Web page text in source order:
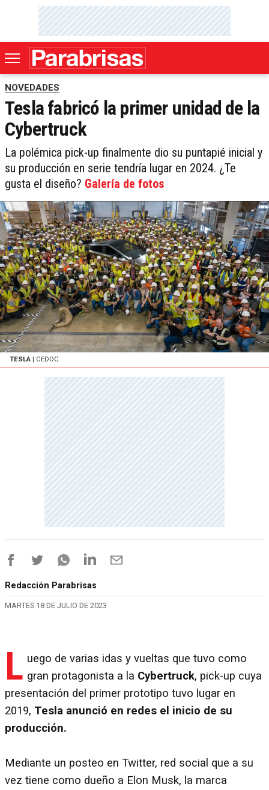
NOVEDADES
Tesla fabricó la primer unidad de la
Cybertruck
La polémica pick-up finalmente dio su puntapié inicial y
su producción en serie tendría lugar en 2024. ¿Te
gusta el diseño? Galería de fotos
TESLA | CEDOC
Redacción Parabrisas
MARTES 18 DE JULIO DE 2023
L uego de varias idas y vueltas que tuvo como
gran protagonista a la Cybertruck, pick-up cuya
presentación del primer prototipo tuvo lugar en
2019, Tesla anunció en redes el inicio de su
producción.
Mediante un posteo en Twitter, red social que a su
vez tiene como dueño a Elon Musk, la marca